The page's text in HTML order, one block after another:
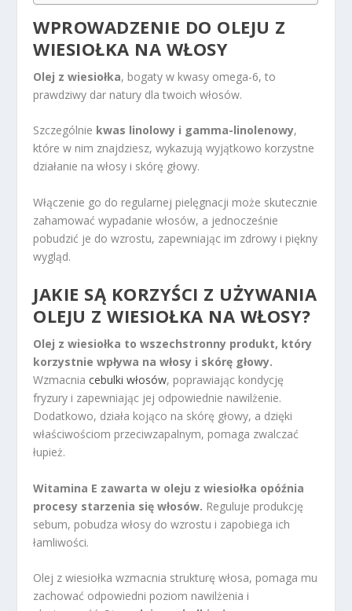
WPROWADZENIE DO OLEJU Z
WIESIOŁKA NA WŁOSY
Olej z wiesiołka, bogaty w kwasy omega-6, to
prawdziwy dar natury dla twoich włosów.
Szczególnie kwas linolowy i gamma-linolenowy,
które w nim znajdziesz, wykazują wyjątkowo korzystne
działanie na włosy i skórę głowy.
Włączenie go do regularnej pielęgnacji może skutecznie
zahamować wypadanie włosów, a jednocześnie
pobudzić je do wzrostu, zapewniając im zdrowy i piękny
wygląd.
JAKIE SĄ KORZYŚCI Z UŻYWANIA
OLEJU Z WIESIOŁKA NA WŁOSY?
Olej z wiesiołka to wszechstronny produkt, który
korzystnie wpływa na włosy i skórę głowy.
Wzmacniacebulki włosów, poprawiając kondycję
fryzury i zapewniając jej odpowiednie nawilżenie.
Dodatkowo, działa kojąco na skórę głowy, a dzięki
właściwościom przeciwzapalnym, pomaga zwalczać
łupież.
Witamina E zawarta w oleju z wiesiołka opóźnia
procesy starzenia się włosów. Reguluje produkcję
sebum, pobudza włosy do wzrostu i zapobiega ich
łamliwości.
Olej z wiesiołka wzmacnia strukturę włosa, pomaga mu
zachować odpowiedni poziom nawilżenia i